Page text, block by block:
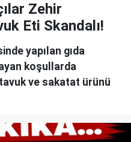
Zehir
Eti Skandalı!
yapılan gıda
koşullarda
ve sakatat ürünü